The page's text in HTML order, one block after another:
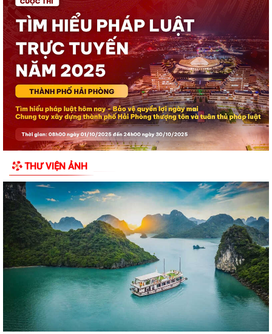
Đặc khu Cát Hải
Đã xác định các nhà vô địch Giải đua thuyền rồng Lễ hội đình làng Phù
Long năm 2026
Khai mạc Lễ hội truyền thống Đình Hòa Hy năm 2026
Tuổi trẻ Chi đoàn UBND đặc khu Cát Hải lan tỏa nghĩa tình từ những
“Bữa cơm tri ân”
Khai mạc Lễ hội làng tháng Sáu tại Cụm di tích Đình, Chùa Gia Lộc
Lễ hội truyền thống Xa mã – Rước kiệu Đình Hoàng Châu: Gìn giữ, phát
huy giá trị Di tích lịch sử...
Lễ hội Đình Đồng Bài góp phần gìn giữ và phát huy giá trị văn hóa
truyền thống vùng biển Cát Hải
Hội Cựu chiến binh đặc khu Cát Hải thăm, tặng quà hội viên cựu chiến
binh nhân dịp kỷ niệm 79 năm...
Chuyển đổi số trong hoạt động của Mặt trận Tổ quốc – Xây dựng “Mặt
trận số”, lan tỏa niềm tin, kết...
Đồng chí Bí thư Đảng ủy đặc khu Cát Hải thăm, tặng quà các gia đình
người có công với cách mạng...
THƯ VIỆN ẢNH